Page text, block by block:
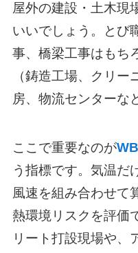
屋外の建設・土木現
いいでしょう。とび
事、橋梁工事はもち
（鋳造工場、クリ
房、物流センターな
ここで重要なのが
う指標です。気温だ
風速を組み合わせて
熱環境リスクを評価
リート打設現場や、